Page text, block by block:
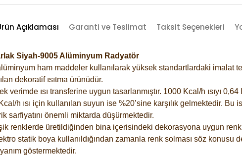
Açıklaması Garanti ve Teslimat Taksit Seçenekleri
Siyah-9005 Alüminyum Radyatör
ham maddeler kullanılarak yüksek standartlardaki imalat
dekoratif ısıtma ürünüdür.
ısı transferine uygun tasarlanmıştır. 1000 Kcal/h ısıyı
h ısı için kullanılan suyun ise %20’sine karşılık gelmektedir. Bu
sarfiyatını önemli miktarda düşürmektedir.
renklerde üretildiğinden bina içerisindeki dekorasyona uygun
statik boya kullanıldığından zamanla renk solması söz konusu
göstermektedir.